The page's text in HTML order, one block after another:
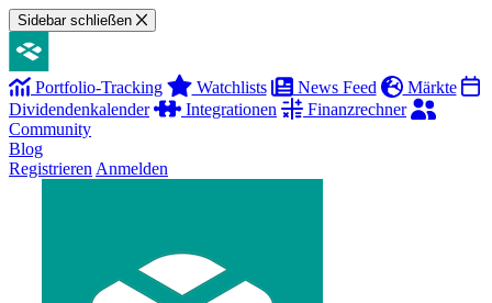
Sidebar schließen
Portfolio-Tracking Watchlists News Feed
Märkte
Dividendenkalender
Integrationen
Finanzrechner
Community
Blog
Registrieren Anmelden